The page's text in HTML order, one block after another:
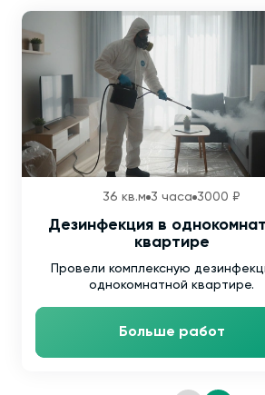
36 кв.м 3 часа 3000 ₽
Дезинфекция в
квартире
Провели комплексную
однокомнатной квартире.
Больше работ